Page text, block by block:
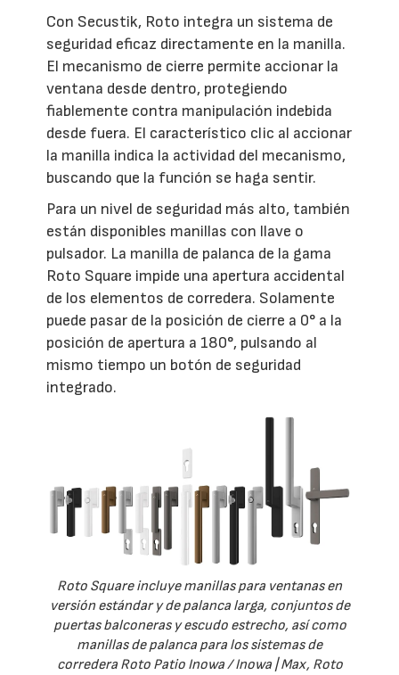
Con Secustik, Roto integra un sistema de
seguridad eficaz directamente en la manilla.
El mecanismo de cierre permite accionar la
ventana desde dentro, protegiendo
fiablemente contra manipulación indebida
desde fuera. El característico clic al accionar
la manilla indica la actividad del mecanismo,
buscando que la función se haga sentir.
Para un nivel de seguridad más alto, también
están disponibles manillas con llave o
pulsador. La manilla de palanca de la gama
Roto Square impide una apertura accidental
de los elementos de corredera. Solamente
puede pasar de la posición de cierre a 0° a la
posición de apertura a 180°, pulsando al
mismo tiempo un botón de seguridad
integrado.
Roto Square incluye manillas para ventanas en
versión estándar y de palanca larga, conjuntos de
puertas balconeras y escudo estrecho, así como
manillas de palanca para los sistemas de
corredera Roto Patio Inowa / Inowa | Max, Roto